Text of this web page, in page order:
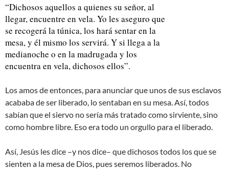
“Dichosos aquellos a quienes su señor, al
llegar, encuentre en vela. Yo les aseguro que
se recogerá la túnica, los hará sentar en la
mesa, y él mismo los servirá. Y si llega a la
medianoche o en la madrugada y los
encuentra en vela, dichosos ellos”.
Los amos de entonces, para anunciar que unos de sus esclavos
acababa de ser liberado, lo sentaban en su mesa. Así, todos
sabían que el siervo no sería más tratado como sirviente, sino
como hombre libre. Eso era todo un orgullo para el liberado.
Así, Jesús les dice –y nos dice– que dichosos todos los que se
sienten a la mesa de Dios, pues seremos liberados. No